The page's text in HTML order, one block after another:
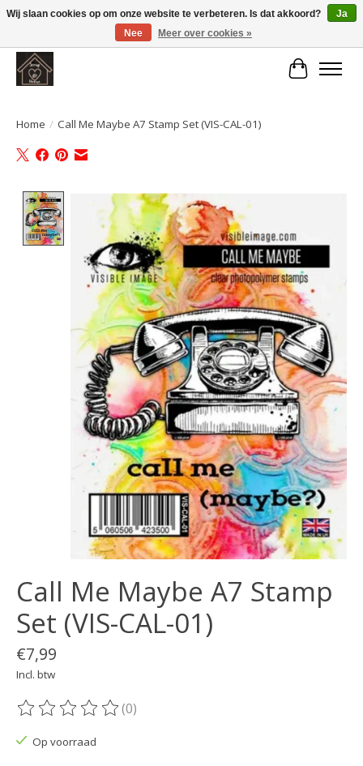
Large selection of products and fast shipping!
Home / Call Me Maybe A7 Stamp Set (VIS-CAL-01)
Product image slideshow Items
Call Me Maybe A7 Stamp
Set (VIS-CAL-01)
€7,99
Incl. btw
De beoordeling van dit product is
(0)
Op voorraad
Wij slaan cookies op om onze website te verbeteren. Is dat akkoord?
Ja
Nee
Meer over cookies »